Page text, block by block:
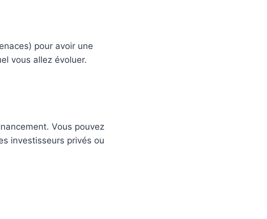
pour avoir une
vous allez évoluer.
Vous pouvez
investisseurs privés ou